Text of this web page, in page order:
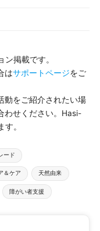
掲載です。
はサポートページをご
動をご紹介されたい場
わせください。Hasi-
。
ード
＆ケア 天然由来
障がい者支援